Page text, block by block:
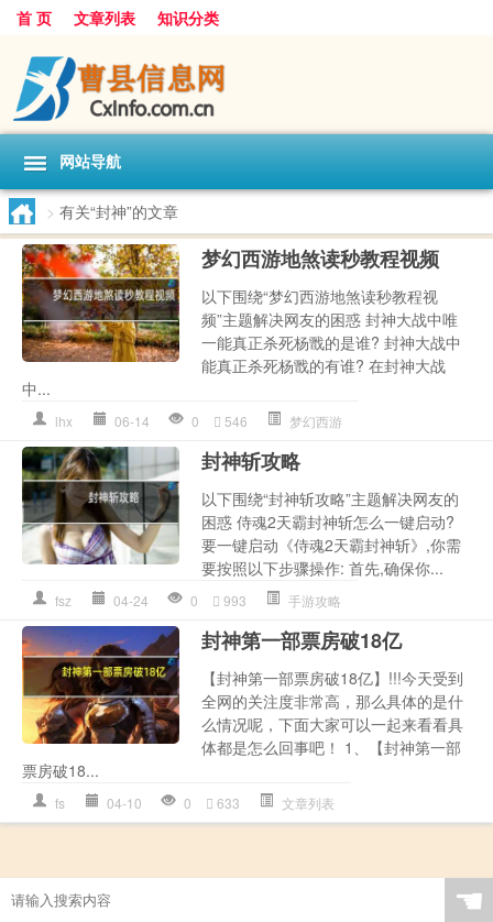
首 页 文章列表 知识分类
网站导航
> 有关“封神”的文章
梦幻西游地煞读秒教程视频
以下围绕“梦幻西游地煞读秒教程视
频”主题解决网友的困惑 封神大战中唯
一能真正杀死杨戬的是谁? 封神大战中
能真正杀死杨戬的有谁? 在封神大战
中...
lhx 06-14 0 546 梦幻西游
封神斩攻略
以下围绕“封神斩攻略”主题解决网友的
困惑 侍魂2天霸封神斩怎么一键启动?
要一键启动《侍魂2天霸封神斩》,你需
要按照以下步骤操作: 首先,确保你...
fsz 04-24 0 993 手游攻略
封神第一部票房破18亿
【封神第一部票房破18亿】!!!今天受到
全网的关注度非常高，那么具体的是什
么情况呢，下面大家可以一起来看看具
体都是怎么回事吧！ 1、【封神第一部
票房破18...
fs 04-10 0 633 文章列表
☚